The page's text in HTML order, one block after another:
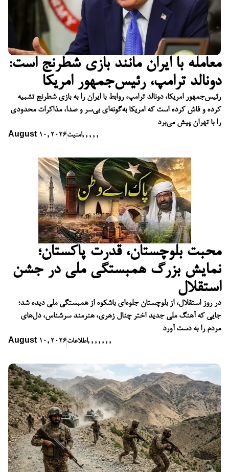
معامله با ایران مانند بازی شطرنج است:
دونالد ترامپ، رئیس‌جمهور امریکا
رئیس‌جمهور امریکا، دونالد ترامپ، روابط با ایران را به بازی شطرنج تشبیه
کرده و فاش کرده است که امریکا به‌گونه‌ای بی‌سر و صدا، مذاکرات محدودی
را با تهران پیش می‌برد
August 10, 2026امنیت, , , , ,
محبت بلوچستان، قدرت پاکستان؛
نمایش بزرگ همبستگی ملی در جشن
استقلال
در روز استقلال، از بلوچستان جلوه‌ای باشکوه از همبستگی ملی دیده شد؛
جایی که آهنگ ملی جدید اختر چنال زهری، هنرمند سرشناس، دل‌های
مردم را به دست آورد
August 10, 2026اطلاعات, , , , , , ,